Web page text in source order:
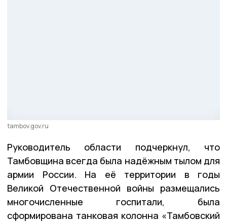
tambov.gov.ru
Руководитель области подчеркнул, что
Тамбовщина всегда была надёжным тылом для
армии России. На её территории в годы
Великой Отечественной войны размещались
многочисленные госпитали, была
сформирована танковая колонна «Тамбовский